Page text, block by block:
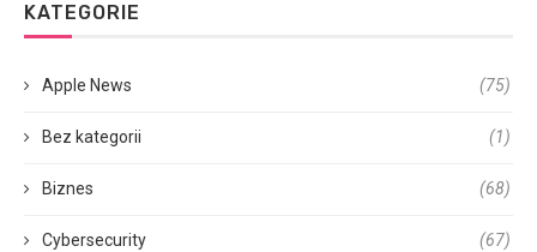
KATEGORIE
Apple News (75)
Bez kategorii (1)
Biznes (68)
Cybersecurity (67)